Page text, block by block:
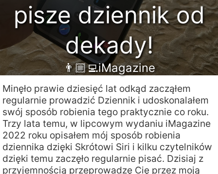
pisze dziennik od
dekady!
👨🏼‍💻iMagazine
Minęło prawie dziesięć lat odkąd zacząłem
regularnie prowadzić Dziennik i udoskonalałem
swój sposób robienia tego praktycznie co roku.
Trzy lata temu, w lipcowym wydaniu iMagazine
2022 roku opisałem mój sposób robienia
dziennika dzięki Skrótowi Siri i kilku czytelników
dzięki temu zaczęło regularnie pisać. Dzisiaj z
przyjemnością przeprowadzę Cię przez moją